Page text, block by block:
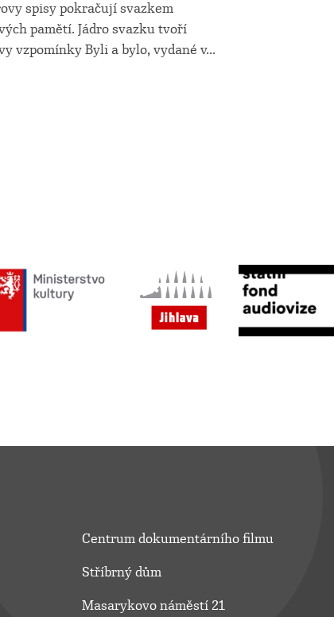
spisy pokračují svazkem
pamětí. Jádro svazku tvoří
vzpomínky Byli a bylo, vydané v...
Centrum dokumentárního filmu
Stříbrný dům
Masarykovo náměstí 21